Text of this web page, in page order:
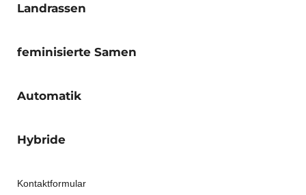
Landrassen
feminisierte Samen
Automatik
Hybride
Kontaktformular